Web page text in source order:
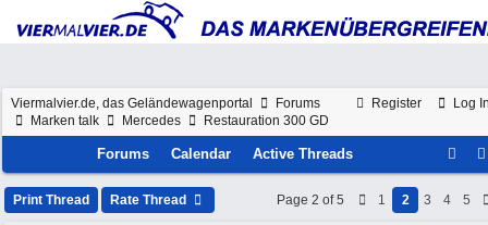
Register Log
Viermalvier.de, das Geländewagenportal
Forums
Marken talk
Mercedes Restauration 300 GD
Forums Calendar Active Threads
Print Thread Rate Thread Page 2 of 5 1 2 3 4 5